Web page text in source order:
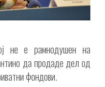
не е рамнодушен на
да продаде дел од
фондови.